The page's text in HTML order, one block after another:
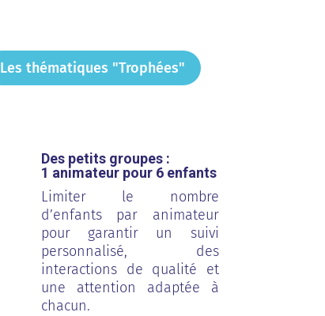
Les thématiques "Trophées"
Des petits groupes :
1 animateur pour 6 enfants
Limiter le nombre
d’enfants par animateur
pour garantir un suivi
personnalisé, des
interactions de qualité et
une attention adaptée à
chacun.